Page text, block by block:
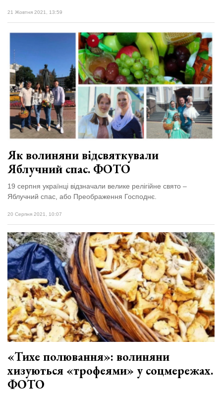
21 Жовтня 2021, 13:59
Як волиняни відсвяткували
Яблучний спас. ФОТО
19 серпня українці відзначали велике релігійне свято –
Яблучний спас, або Преображення Господнє.
20 Серпня 2021, 10:07
«Тихе полювання»: волиняни
хизуються «трофеями» у соцмережах.
ФОТО